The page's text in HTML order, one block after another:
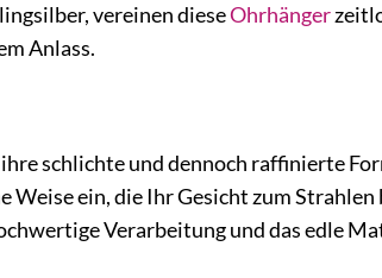
vereinen dieseOhrhänger
Anlass.
schlichte und dennoch raffinierte
Weise ein, die Ihr Gesicht zum
Verarbeitung und das edle